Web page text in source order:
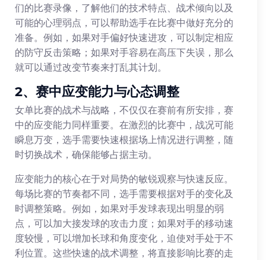
们的比赛录像，了解他们的技术特点、战术倾向以及
可能的心理弱点，可以帮助选手在比赛中做好充分的
准备。例如，如果对手偏好快速进攻，可以制定相应
的防守反击策略；如果对手容易在高压下失误，那么
就可以通过改变节奏来打乱其计划。
2、赛中应变能力与心态调整
女单比赛的战术与战略，不仅仅在赛前有所安排，赛
中的应变能力同样重要。在激烈的比赛中，战况可能
瞬息万变，选手需要快速根据场上情况进行调整，随
时切换战术，确保能够占据主动。
应变能力的核心在于对局势的敏锐观察与快速反应。
每场比赛的节奏都不同，选手需要根据对手的变化及
时调整策略。例如，如果对手发球表现出明显的弱
点，可以加大接发球的攻击力度；如果对手的移动速
度较慢，可以增加长球和角度变化，迫使对手处于不
利位置。这些快速的战术调整，将直接影响比赛的走